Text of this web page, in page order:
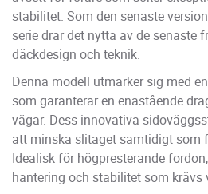
stabilitet. Som den senaste
serie drar det nytta av de senaste
däckdesign och teknik.
Denna modell utmärker sig med
som garanterar en enastående
vägar. Dess innovativa
att minska slitaget samtidigt som
Idealisk för högpresterande
hantering och stabilitet som krävs